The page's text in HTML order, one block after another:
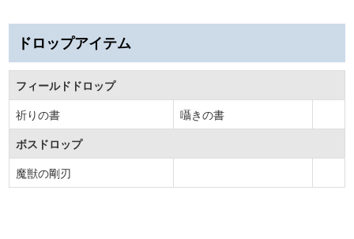
ドロップアイテム
フィールドドロップ
祈りの書
囁きの書
ボスドロップ
魔獣の剛刃